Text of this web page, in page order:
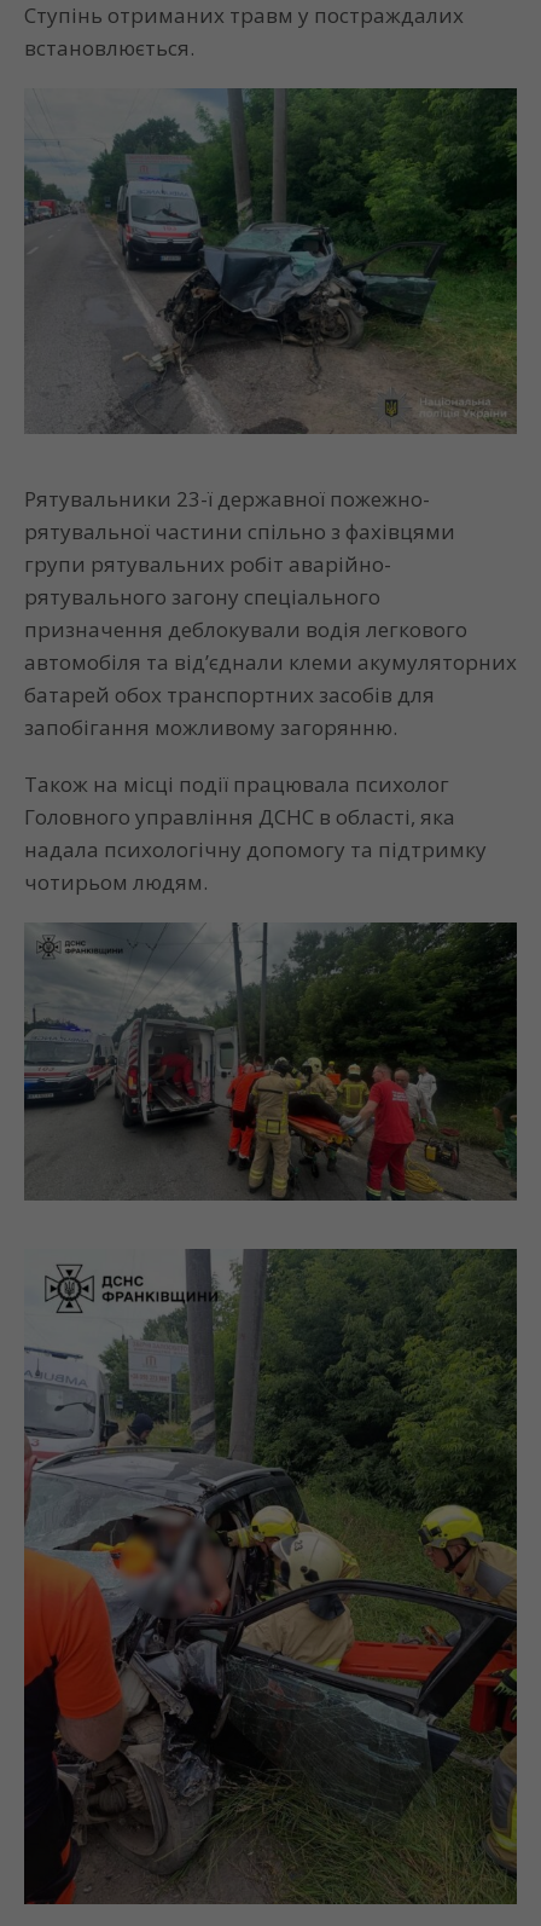
Ступінь отриманих травм у постраждалих
встановлюється.
Рятувальники 23-ї державної пожежно-
рятувальної частини спільно з фахівцями
групи рятувальних робіт аварійно-
рятувального загону спеціального
призначення деблокували водія легкового
автомобіля та від’єднали клеми акумуляторних
батарей обох транспортних засобів для
запобігання можливому загорянню.
Також на місці події працювала психолог
Головного управління ДСНС в області, яка
надала психологічну допомогу та підтримку
чотирьом людям.